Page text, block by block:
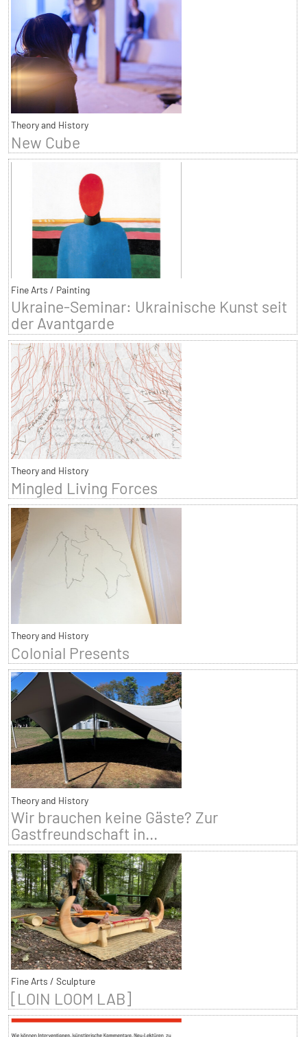
Theory and History
New Cube
Fine Arts / Painting
Ukraine-Seminar: Ukrainische Kunst seit
der Avantgarde
Theory and History
Mingled Living Forces
Theory and History
Colonial Presents
Theory and History
Wir brauchen keine Gäste? Zur
Gastfreundschaft in...
Fine Arts / Sculpture
[LOIN LOOM LAB]